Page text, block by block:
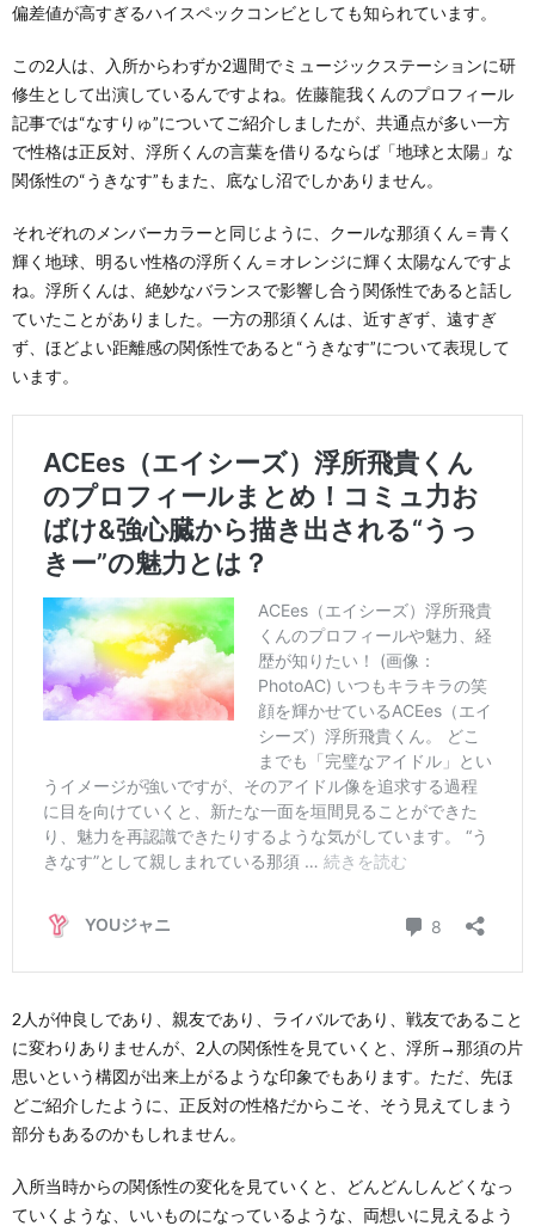
偏差値が高すぎるハイスペックコンビとしても知られています。
この2人は、入所からわずか2週間でミュージックステーションに研
修生として出演しているんですよね。佐藤龍我くんのプロフィール
記事では“なすりゅ”についてご紹介しましたが、共通点が多い一方
で性格は正反対、浮所くんの言葉を借りるならば「地球と太陽」な
関係性の“うきなす”もまた、底なし沼でしかありません。
それぞれのメンバーカラーと同じように、クールな那須くん＝青く
輝く地球、明るい性格の浮所くん＝オレンジに輝く太陽なんですよ
ね。浮所くんは、絶妙なバランスで影響し合う関係性であると話し
ていたことがありました。一方の那須くんは、近すぎず、遠すぎ
ず、ほどよい距離感の関係性であると“うきなす”について表現して
います。
2人が仲良しであり、親友であり、ライバルであり、戦友であること
に変わりありませんが、2人の関係性を見ていくと、浮所→那須の片
思いという構図が出来上がるような印象でもあります。ただ、先ほ
どご紹介したように、正反対の性格だからこそ、そう見えてしまう
部分もあるのかもしれません。
入所当時からの関係性の変化を見ていくと、どんどんしんどくなっ
ていくような、いいものになっているような、両想いに見えるよう